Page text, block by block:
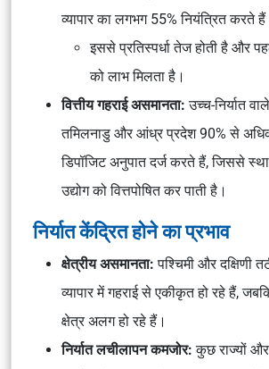
व्यापार का लगभग 55% नियंत्रित करते
इससे प्रतिस्पर्धा तेज होती है और
को लाभ मिलता है।
वित्तीय गहराई असमानता: उच्च-निर्यात
तमिलनाडु और आंध्र प्रदेश 90% से
डिपॉजिट अनुपातदर्ज करते हैं, जिससे
उद्योग को वित्तपोषित कर पाती है।
निर्यात केंद्रित होने का प्रभाव
क्षेत्रीय असमानता: पश्चिमी और दक्षिणी
व्यापार में गहराई से एकीकृत हो रहे हैं, जबकि
क्षेत्र अलग हो रहे हैं।
निर्यात लचीलापन कमजोर: कुछ राज्यों और